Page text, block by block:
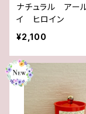
ナチュラル アー
イ ヒロイン
¥2,100